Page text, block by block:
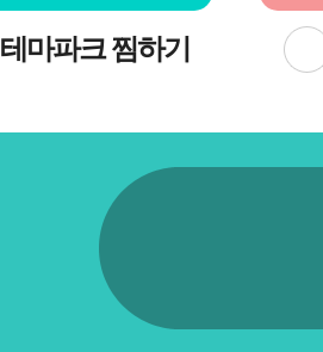
테마파크 찜하기